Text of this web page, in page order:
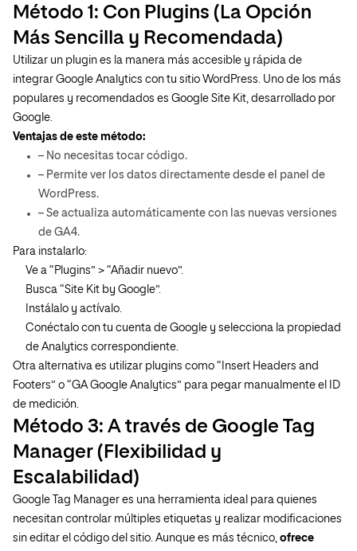
Método 1: Con Plugins (La Opción
Más Sencilla y Recomendada)
Utilizar un plugin es la manera más accesible y rápida de
integrar Google Analytics con tu sitio WordPress. Uno de los más
populares y recomendados es Google Site Kit, desarrollado por
Google.
Ventajas de este método:
– No necesitas tocar código.
– Permite ver los datos directamente desde el panel de
WordPress.
– Se actualiza automáticamente con las nuevas versiones
de GA4.
Para instalarlo:
Ve a “Plugins” > “Añadir nuevo”.
Busca “Site Kit by Google”.
Instálalo y actívalo.
Conéctalo con tu cuenta de Google y selecciona la propiedad
de Analytics correspondiente.
Otra alternativa es utilizar plugins como “Insert Headers and
Footers” o “GA Google Analytics” para pegar manualmente el ID
de medición.
Método 3: A través de Google Tag
Manager (Flexibilidad y
Escalabilidad)
Google Tag Manager es una herramienta ideal para quienes
necesitan controlar múltiples etiquetas y realizar modificaciones
sin editar el código del sitio. Aunque es más técnico, ofrece